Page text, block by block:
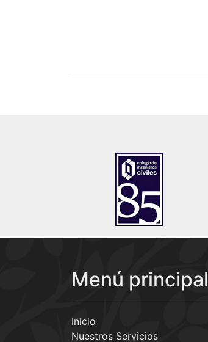
Menú principal
Inicio
Nuestros Servicios